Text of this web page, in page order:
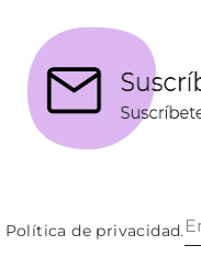
Política de privacidad.